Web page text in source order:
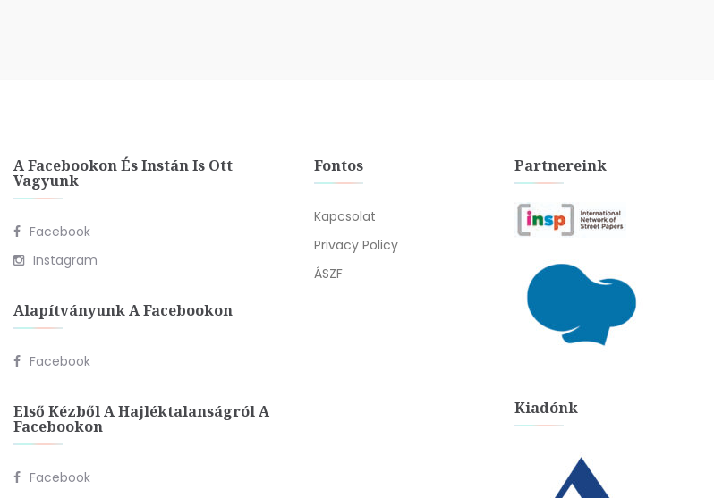
A Facebookon És Instán Is Ott
Vagyunk
Facebook
Instagram
Alapítványunk A Facebookon
Facebook
Első Kézből A Hajléktalanságról A
Facebookon
Facebook
Fontos
Kapcsolat
Privacy Policy
ÁSZF
Partnereink
Kiadónk